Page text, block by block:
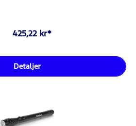
425,22 kr*
Detaljer